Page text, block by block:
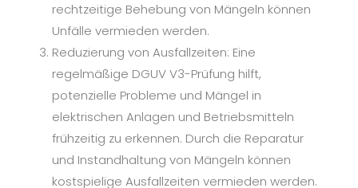
rechtzeitige Behebung von Mängeln können
Unfälle vermieden werden.
Reduzierung von Ausfallzeiten: Eine
regelmäßige DGUV V3-Prüfung hilft,
potenzielle Probleme und Mängel in
elektrischen Anlagen und Betriebsmitteln
frühzeitig zu erkennen. Durch die Reparatur
und Instandhaltung von Mängeln können
kostspielige Ausfallzeiten vermieden werden.